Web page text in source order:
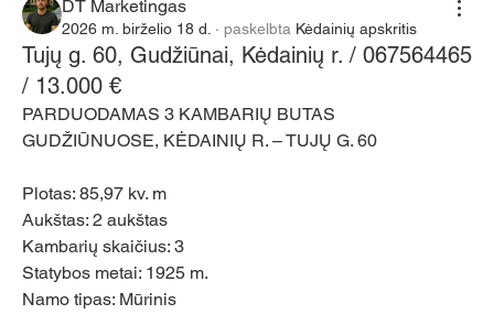
DT Marketingas
2026 m. birželio 18 d. · paskelbta Kėdainių apskritis
Tujų g. 60, Gudžiūnai, Kėdainių r. / 067564465
/ 13.000 €
PARDUODAMAS 3 KAMBARIŲ BUTAS
GUDŽIŪNUOSE, KĖDAINIŲ R. – TUJŲ G. 60
Plotas: 85,97 kv. m
Aukštas: 2 aukštas
Kambarių skaičius: 3
Statybos metai: 1925 m.
Namo tipas: Mūrinis